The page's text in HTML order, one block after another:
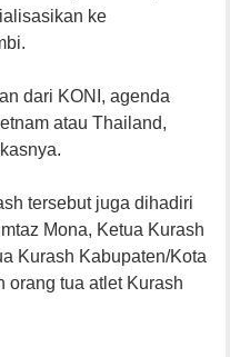
ke
dari KONI, agenda
atau Thailand,
tersebut juga dihadiri
Mona, Ketua Kurash
Kurash Kabupaten/Kota
orang tua atlet Kurash